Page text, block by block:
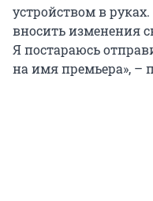
устройством в
вносить изменения
Я постараюсь
на имя премьера», –